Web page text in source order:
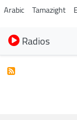
Arabic Tamazight
Radios